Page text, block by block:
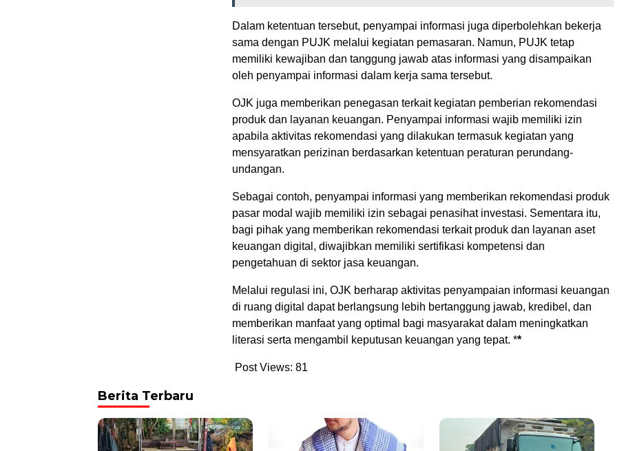
Dalam ketentuan tersebut, penyampai informasi juga diperbolehkan bekerja
sama dengan PUJK melalui kegiatan pemasaran. Namun, PUJK tetap
memiliki kewajiban dan tanggung jawab atas informasi yang disampaikan
oleh penyampai informasi dalam kerja sama tersebut.
OJK juga memberikan penegasan terkait kegiatan pemberian rekomendasi
produk dan layanan keuangan. Penyampai informasi wajib memiliki izin
apabila aktivitas rekomendasi yang dilakukan termasuk kegiatan yang
mensyaratkan perizinan berdasarkan ketentuan peraturan perundang-
undangan.
Sebagai contoh, penyampai informasi yang memberikan rekomendasi produk
pasar modal wajib memiliki izin sebagai penasihat investasi. Sementara itu,
bagi pihak yang memberikan rekomendasi terkait produk dan layanan aset
keuangan digital, diwajibkan memiliki sertifikasi kompetensi dan
pengetahuan di sektor jasa keuangan.
Melalui regulasi ini, OJK berharap aktivitas penyampaian informasi keuangan
di ruang digital dapat berlangsung lebih bertanggung jawab, kredibel, dan
memberikan manfaat yang optimal bagi masyarakat dalam meningkatkan
literasi serta mengambil keputusan keuangan yang tepat. **
Post Views: 81
Berita Terbaru